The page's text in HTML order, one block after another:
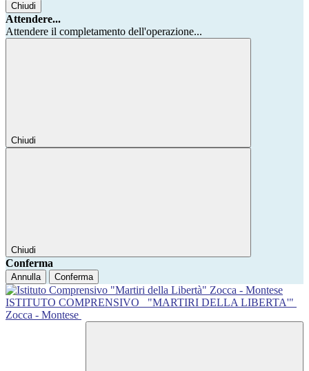
Chiudi
Attendere...
Attendere il completamento dell'operazione...
Chiudi
Chiudi
Conferma
Annulla Conferma
ISTITUTO COMPRENSIVO
"MARTIRI DELLA LIBERTA'"
Zocca - Montese